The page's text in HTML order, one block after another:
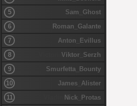
5
Sam_Ghost
6
Roman_Galante
7
Anton_Evillus
8
Viktor_Serzh
9
Smurfetta_Bounty
10
James_Alister
11
Nick_Protas